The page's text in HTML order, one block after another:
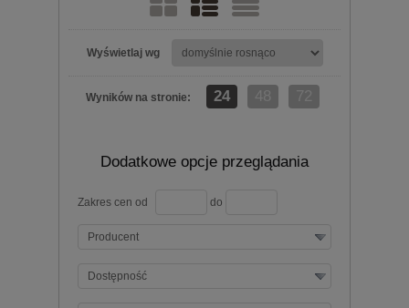
Wyświetlaj wg
Wyników na stronie: 24
Dodatkowe opcje przeglądania
Zakres cen od do
Producent
Dostępność